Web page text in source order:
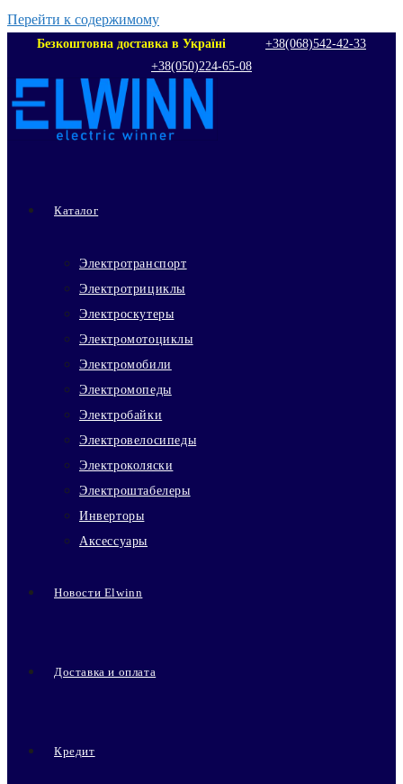
Перейти к содержимому
Безкоштовна доставка в Україні
+38(068)542‑42‑33
+38(050)224‑65‑08
Каталог
Электротранспорт
Электротрициклы
Электроскутеры
Электромотоциклы
Электромобили
Электромопеды
Электробайки
Электровелосипеды
Электроколяски
Электроштабелеры
Инверторы
Аксессуары
Новости Elwinn
Доставка и оплата
Кредит